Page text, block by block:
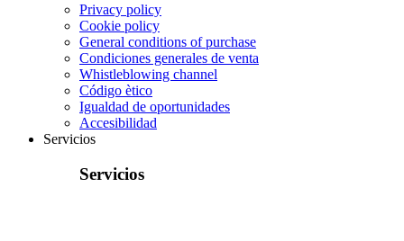
Privacy policy
Cookie policy
General conditions of purchase
Condiciones generales de venta
Whistleblowing channel
Código ètico
Igualdad de oportunidades
Accesibilidad
Servicios
Servicios